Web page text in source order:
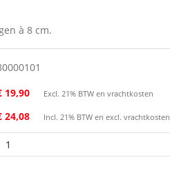
à 8 cm.
19,90 Excl. 21% BTW en vrachtkosten
24,08 Incl. 21% BTW en excl. vrachtkosten